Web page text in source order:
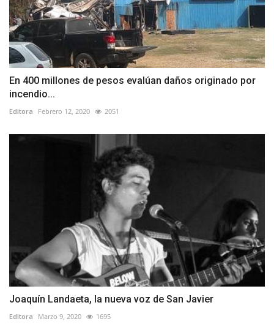
En 400 millones de pesos evalúan daños originado por
incendio...
Editora Febrero 12, 2020 2051
Joaquín Landaeta, la nueva voz de San Javier
Editora Marzo 9, 2020 1695